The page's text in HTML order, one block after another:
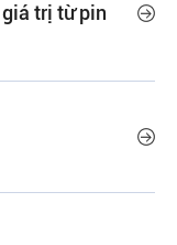
trị từ pin

